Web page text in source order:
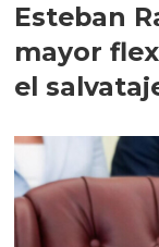
Esteban
mayor
el